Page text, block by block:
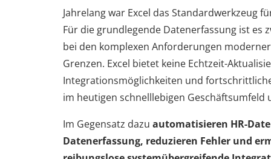
Jahrelang war Excel das Standardwerkzeug
Für die grundlegende Datenerfassung ist es
bei den komplexen Anforderungen
Grenzen. Excel bietet keine Echtzeit-
Integrationsmöglichkeiten und
im heutigen schnelllebigen Geschäftsumfeld
Im Gegensatz dazu automatisieren HR-
Datenerfassung, reduzieren Fehler und